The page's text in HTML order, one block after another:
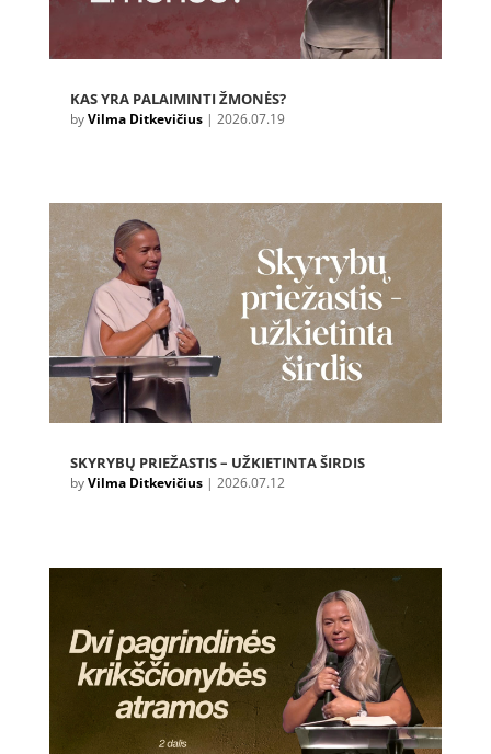
KAS YRA PALAIMINTI ŽMONĖS?
byVilma Ditkevičius| 2026.07.19
SKYRYBŲ PRIEŽASTIS – UŽKIETINTA ŠIRDIS
byVilma Ditkevičius| 2026.07.12